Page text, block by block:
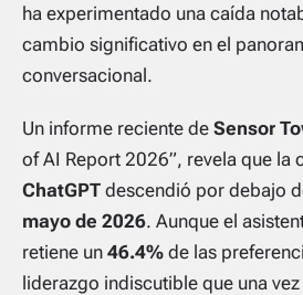
ha experimentado una caída
cambio significativo en el
conversacional.
Un informe reciente de Sensor
of AI Report 2026”, revela que la
ChatGPT descendió por debajo
mayo de 2026. Aunque el
retiene un 46.4% de las
liderazgo indiscutible que una